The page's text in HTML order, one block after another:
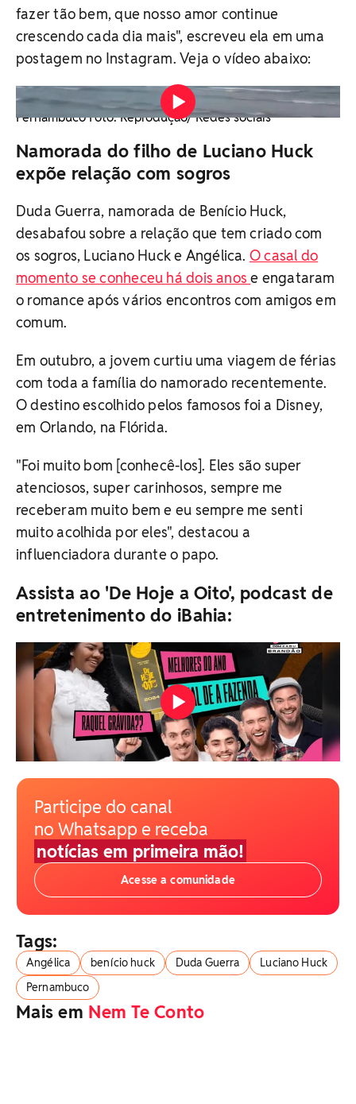
fazer tão bem, que nosso amor continue
crescendo cada dia mais", escreveu ela em uma
postagem no Instagram. Veja o vídeo abaixo:
Benício Huck e Duda Guerra fizeram um passeio de
buggy em terras paradisíacas de Carneiros, em
Pernambuco Foto: Reprodução/ Redes sociais
Namorada do filho de Luciano Huck
expõe relação com sogros
Duda Guerra, namorada de Benício Huck,
desabafou sobre a relação que tem criado com
os sogros, Luciano Huck e Angélica. O casal do
momento se conheceu há dois anose engataram
o romance após vários encontros com amigos em
comum.
Em outubro, a jovem curtiu uma viagem de férias
com toda a família do namorado recentemente.
O destino escolhido pelos famosos foi a Disney,
em Orlando, na Flórida.
"Foi muito bom [conhecê-los]. Eles são super
atenciosos, super carinhosos, sempre me
receberam muito bem e eu sempre me senti
muito acolhida por eles", destacou a
influenciadora durante o papo.
Assista ao 'De Hoje a Oito', podcast de
entretenimento do iBahia:
Participe do canal
no Whatsapp e receba
notícias em primeira mão!
Acesse a comunidade
Tags:
Angélica benício huck Duda Guerra
Luciano Huck
Pernambuco
Mais em Nem Te Conto